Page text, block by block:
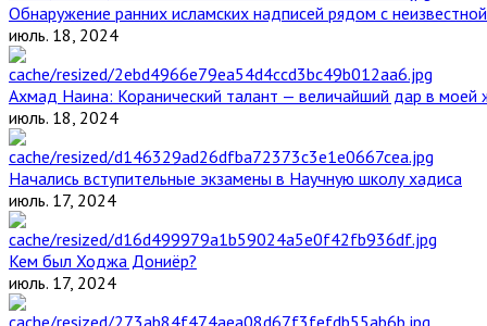
Обнаружение ранних исламских надписей рядом с
июль. 18, 2024
Ахмад Наина: Коранический талант — величайший дар в моей
июль. 18, 2024
Начались вступительные экзамены в Научную школу хадиса
июль. 17, 2024
Кем был Ходжа Дониёр?
июль. 17, 2024